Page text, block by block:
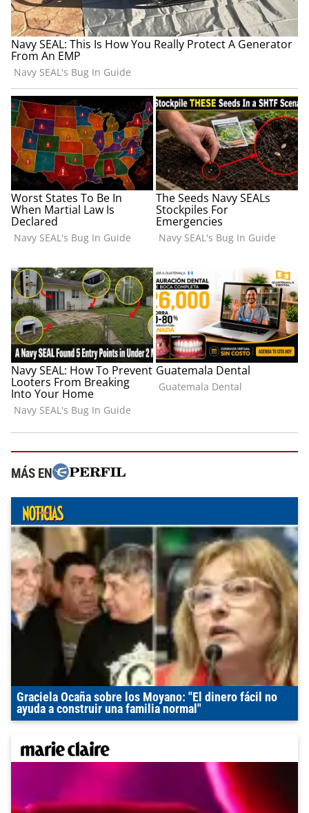
MÁS EN
Graciela Ocaña sobre los Moyano: "El dinero fácil no
ayuda a construir una familia normal"